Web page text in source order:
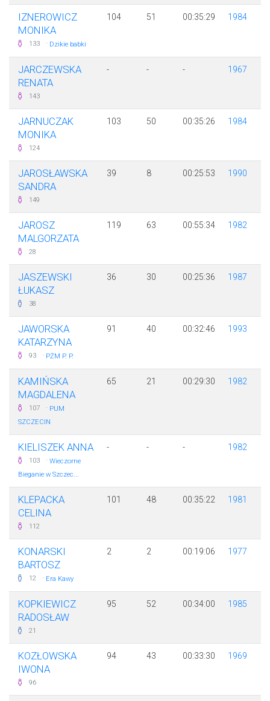
IZNEROWICZ
MONIKA
133 · Dzikie babki
104 51 00:35:29 1984
JARCZEWSKA
RENATA
143
- - - 1967
JARNUCZAK
MONIKA
124
103 50 00:35:26 1984
JAROSŁAWSKA
SANDRA
149
39 8 00:25:53 1990
JAROSZ
MALGORZATA
28
119 63 00:55:34 1982
JASZEWSKI
ŁUKASZ
38
36 30 00:25:36 1987
JAWORSKA
KATARZYNA
93 · PŻM P. P.
91 40 00:32:46 1993
KAMIŃSKA
MAGDALENA
107 · PUM
SZCZECIN
65 21 00:29:30 1982
KIELISZEK ANNA
103 · Wieczorne
Bieganie w Szczec...
- - - 1982
KLEPACKA
CELINA
112
101 48 00:35:22 1981
KONARSKI
BARTOSZ
12 · Era Kawy
2 2 00:19:06 1977
KOPKIEWICZ
RADOSŁAW
21
95 52 00:34:00 1985
KOZŁOWSKA
IWONA
96
94 43 00:33:30 1969